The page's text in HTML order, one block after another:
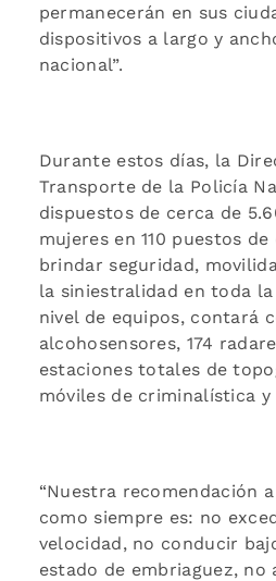
permanecerán en sus
dispositivos a largo y
nacional”.
Durante estos días, la
Transporte de la Policía
dispuestos de cerca de
mujeres en 110 puestos
brindar seguridad,
la siniestralidad en toda
nivel de equipos, contará
alcohosensores, 174
estaciones totales de
móviles de criminalística y
“Nuestra recomendación
como siempre es: no
velocidad, no conducir
estado de embriaguez,